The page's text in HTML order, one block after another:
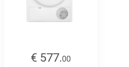
€ 577.00